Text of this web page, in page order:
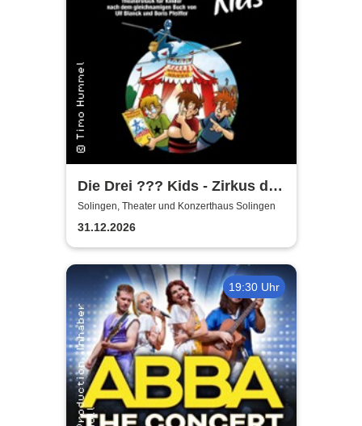
Die Drei ??? Kids - Zirkus der
Rätsel
Solingen, Theater und Konzerthaus Solingen
31.12.2026
19:30 Uhr